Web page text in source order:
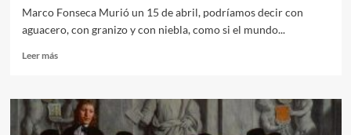
Marco Fonseca Murió un 15 de abril, podríamos decir con
aguacero, con granizo y con niebla, como si el mundo...
Leer másLeer
Hoy
recordamos
la